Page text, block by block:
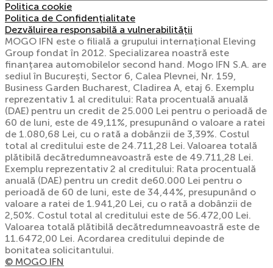
Politica cookie
Politica de Confidențialitate
Dezvăluirea responsabilă a vulnerabilității
MOGO IFN este o filială a grupului internațional Eleving
Group fondat în 2012. Specializarea noastră este
finanțarea automobilelor second hand. Mogo IFN S.A. are
sediul în București, Sector 6, Calea Plevnei, Nr. 159,
Business Garden Bucharest, Cladirea A, etaj 6. Exemplu
reprezentativ 1 al creditului: Rata procentuală anuală
(DAE) pentru un credit de 25.000 Lei pentru o perioadă de
60 de luni, este de 49,11%, presupunând o valoare a ratei
de 1.080,68 Lei, cu o rată a dobânzii de 3,39%. Costul
total al creditului este de 24.711,28 Lei. Valoarea totală
plătibilă decătredumneavoastră este de 49.711,28 Lei.
Exemplu reprezentativ 2 al creditului: Rata procentuală
anuală (DAE) pentru un credit de60.000 Lei pentru o
perioadă de 60 de luni, este de 34,44%, presupunând o
valoare a ratei de 1.941,20 Lei, cu o rată a dobânzii de
2,50%. Costul total al creditului este de 56.472,00 Lei.
Valoarea totală plătibilă decătredumneavoastră este de
11.6472,00 Lei. Acordarea creditului depinde de
bonitatea solicitantului.
© MOGO IFN